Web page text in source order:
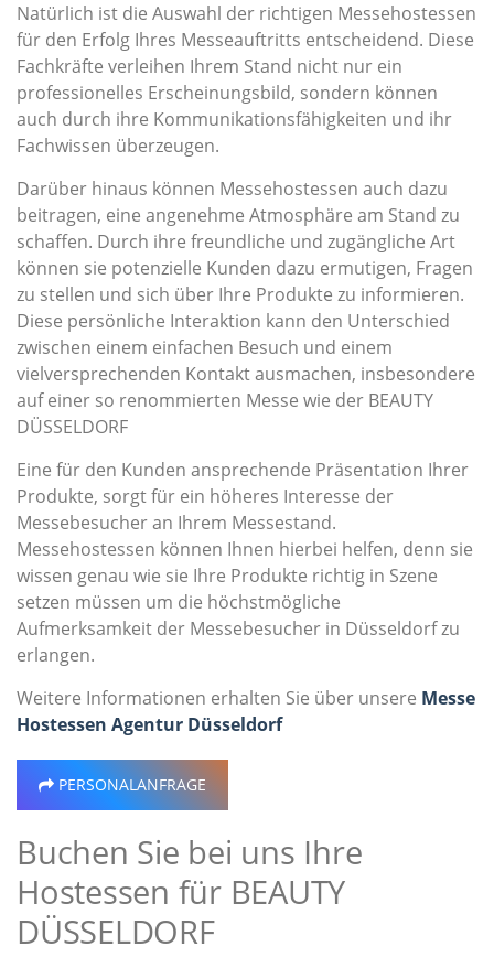
Natürlich ist die Auswahl der richtigen Messehostessen
für den Erfolg Ihres Messeauftritts entscheidend. Diese
Fachkräfte verleihen Ihrem Stand nicht nur ein
professionelles Erscheinungsbild, sondern können
auch durch ihre Kommunikationsfähigkeiten und ihr
Fachwissen überzeugen.
Darüber hinaus können Messehostessen auch dazu
beitragen, eine angenehme Atmosphäre am Stand zu
schaffen. Durch ihre freundliche und zugängliche Art
können sie potenzielle Kunden dazu ermutigen, Fragen
zu stellen und sich über Ihre Produkte zu informieren.
Diese persönliche Interaktion kann den Unterschied
zwischen einem einfachen Besuch und einem
vielversprechenden Kontakt ausmachen, insbesondere
auf einer so renommierten Messe wie der BEAUTY
DÜSSELDORF
Eine für den Kunden ansprechende Präsentation Ihrer
Produkte, sorgt für ein höheres Interesse der
Messebesucher an Ihrem Messestand.
Messehostessen können Ihnen hierbei helfen, denn sie
wissen genau wie sie Ihre Produkte richtig in Szene
setzen müssen um die höchstmögliche
Aufmerksamkeit der Messebesucher in Düsseldorf zu
erlangen.
Weitere Informationen erhalten Sie über unsere Messe
Hostessen Agentur Düsseldorf
PERSONALANFRAGE
Buchen Sie bei uns Ihre
Hostessen für BEAUTY
DÜSSELDORF